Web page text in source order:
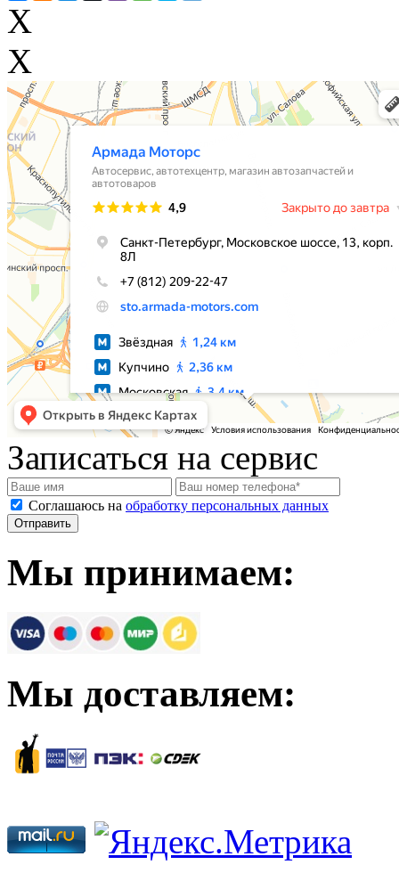
X
X
Записаться на сервис
Соглашаюсь на обработку персональных данных
Мы принимаем:
Мы доставляем: